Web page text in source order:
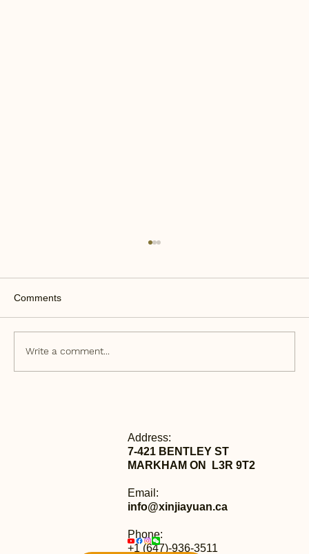
Comments
Write a comment...
Address:
7-421 BENTLEY ST
MARKHAM ON L3R 9T2
Email:
info@xinjiayuan.ca
Phone:
+1 (647)-936-3511